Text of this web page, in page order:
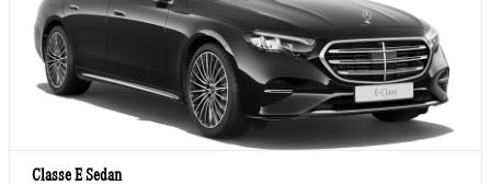
Classe E Sedan